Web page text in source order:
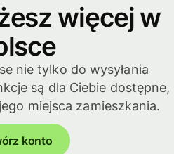
więcej w
nie tylko do wysyłania
są dla Ciebie dostępne,
miejsca zamieszkania.
konto